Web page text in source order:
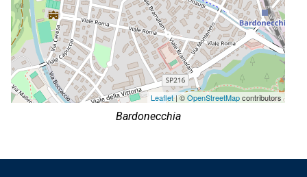
Leaflet| ©OpenStreetMapcontributors
Bardonecchia